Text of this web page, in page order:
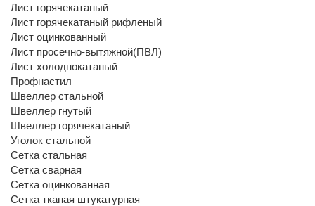
Лист горячекатаный
Лист горячекатаный рифленый
Лист оцинкованный
Лист просечно-вытяжной(ПВЛ)
Лист холоднокатаный
Профнастил
Швеллер стальной
Швеллер гнутый
Швеллер горячекатаный
Уголок стальной
Сетка стальная
Сетка сварная
Сетка оцинкованная
Сетка тканая штукатурная